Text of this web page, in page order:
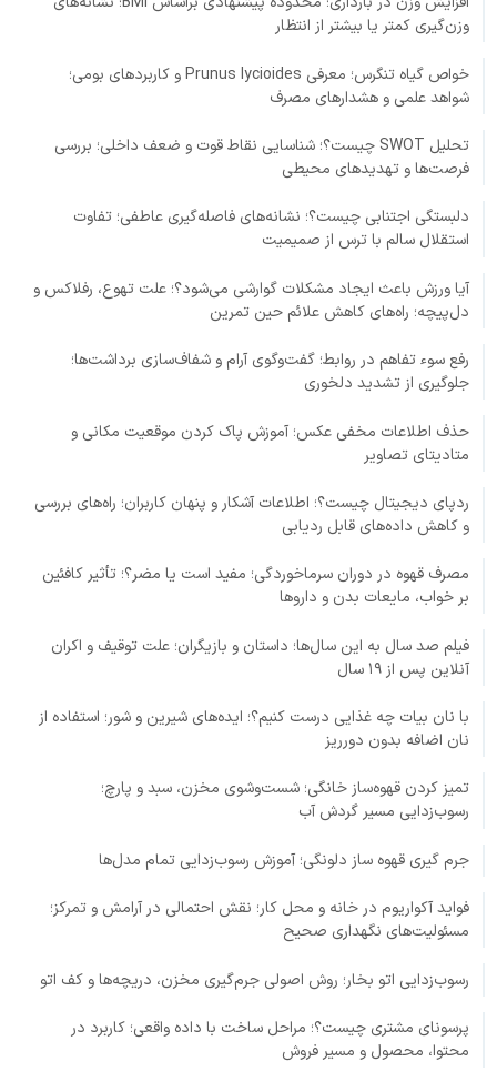
وزن‌گیری کمتر یا بیشتر از انتظار
خواص گیاه تنگرس؛ معرفی Prunus lycioides و کاربردهای بومی؛
شواهد علمی و هشدارهای مصرف
تحلیل SWOT چیست؟؛ شناسایی نقاط قوت و ضعف داخلی؛ بررسی
فرصت‌ها و تهدیدهای محیطی
دلبستگی اجتنابی چیست؟؛ نشانه‌های فاصله‌گیری عاطفی؛ تفاوت
استقلال سالم با ترس از صمیمیت
آیا ورزش باعث ایجاد مشکلات گوارشی می‌شود؟؛ علت تهوع، رفلاکس و
دل‌پیچه؛ راه‌های کاهش علائم حین تمرین
رفع سوء تفاهم در روابط؛ گفت‌وگوی آرام و شفاف‌سازی برداشت‌ها؛
جلوگیری از تشدید دلخوری
حذف اطلاعات مخفی عکس؛ آموزش پاک کردن موقعیت مکانی و
متادیتای تصاویر
ردپای دیجیتال چیست؟؛ اطلاعات آشکار و پنهان کاربران؛ راه‌های بررسی
و کاهش داده‌های قابل ردیابی
مصرف قهوه در دوران سرماخوردگی؛ مفید است یا مضر؟؛ تأثیر کافئین
بر خواب، مایعات بدن و داروها
فیلم صد سال به این سال‌ها؛ داستان و بازیگران؛ علت توقیف و اکران
آنلاین پس از ۱۹ سال
با نان بیات چه غذایی درست کنیم؟؛ ایده‌های شیرین و شور؛ استفاده از
نان اضافه بدون دورریز
تمیز کردن قهوه‌ساز خانگی؛ شست‌وشوی مخزن، سبد و پارچ؛
رسوب‌زدایی مسیر گردش آب
جرم گیری قهوه ساز دلونگی؛ آموزش رسوب‌زدایی تمام مدل‌ها
فواید آکواریوم در خانه و محل کار؛ نقش احتمالی در آرامش و تمرکز؛
مسئولیت‌های نگهداری صحیح
رسوب‌زدایی اتو بخار؛ روش اصولی جرم‌گیری مخزن، دریچه‌ها و کف اتو
پرسونای مشتری چیست؟؛ مراحل ساخت با داده واقعی؛ کاربرد در
محتوا، محصول و مسیر فروش